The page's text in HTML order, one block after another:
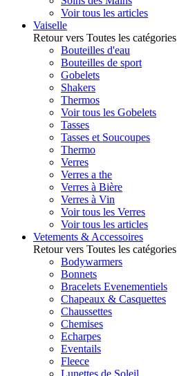
Voir tous les articles
Vaiselle
Retour vers Toutes les catégories
Bouteilles d'eau
Bouteilles de sport
Gobelets
Shakers
Thermos
Voir tous les Gobelets
Tasses
Tasses et Soucoupes
Thermo
Verres
Verres a the
Verres à Bière
Verres à Vin
Voir tous les Verres
Voir tous les articles
Vetements & Accessoires
Retour vers Toutes les catégories
Bodywarmers
Bonnets
Bracelets Evenementiels
Chapeaux & Casquettes
Chaussettes
Chemises
Echarpes
Eventails
Fleece
Lunettes de Soleil